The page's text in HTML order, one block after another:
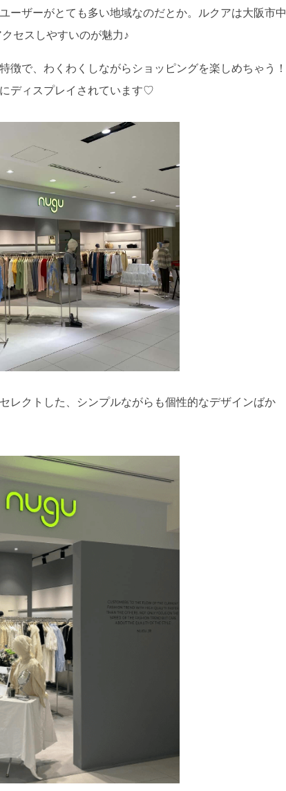
ーザーがとても多い地域なのだとか。ルクアは大阪市中
セスしやすいのが魅力♪
徴で、わくわくしながらショッピングを楽しめちゃう！
ディスプレイされています♡
レクトした、シンプルながらも個性的なデザインばか